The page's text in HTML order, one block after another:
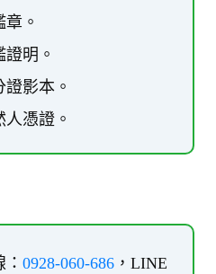
。
明。
影本。
憑證。
0928-060-686 ，LINE